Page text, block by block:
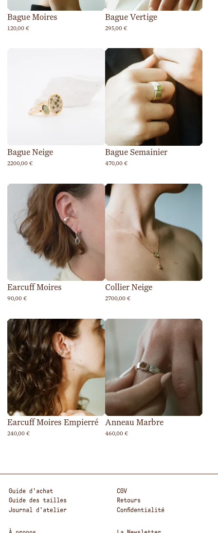
Bague Moires
120,00 €
Bague Vertige
295,00 €
Bague Neige
2200,00 €
Bague Semainier
470,00 €
Earcuff Moires
90,00 €
Collier Neige
2700,00 €
Earcuff Moires Empierré
240,00 €
Anneau Marbre
460,00 €
Guide d'achat
Guide des tailles
Journal d'atelier
CGV
Retours
Confidentialité